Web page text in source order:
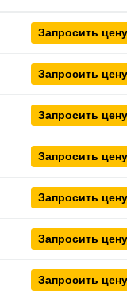
Запросить цену
Запросить цену
Запросить цену
Запросить цену
Запросить цену
Запросить цену
Запросить цену